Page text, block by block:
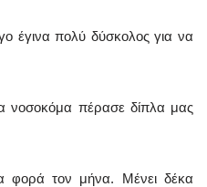
έγινα πολύ δύσκολος για να
νοσοκόμα πέρασε δίπλα μας
φορά τον μήνα. Μένει δέκα